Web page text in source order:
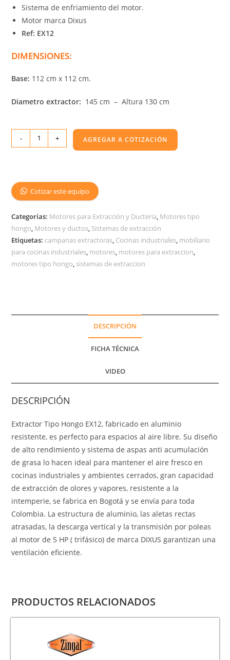
Sistema de enfriamiento del motor.
Motor marca Dixus
Ref: EX12
DIMENSIONES:
Base: 112 cm x 112 cm.
Diametro extractor: 145 cm – Altura 130 cm
- + AGREGAR A COTIZACIÓN
Cotizar este equipo
Categorías: Motores para Extracción y Ducteria Motores tipo
hongo Motores y ductos Sistemas de extracción
Etiquetas: campanas extractoras Cocinas industriales mobiliario
para cocinas industriales motores motores para extraccion
motores tipo hongo sistemas de extraccion
DESCRIPCIÓN
FICHA TÉCNICA
VIDEO
DESCRIPCIÓN
Extractor Tipo Hongo EX12, fabricado en aluminio
resistente, es perfecto para espacios al aire libre. Su diseño
de alto rendimiento y sistema de aspas anti acumulación
de grasa lo hacen ideal para mantener el aire fresco en
cocinas industriales y ambientes cerrados, gran capacidad
de extracción de olores y vapores, resistente a la
intemperie, se fabrica en Bogotá y se envía para toda
Colombia. La estructura de aluminio, las aletas rectas
atrasadas, la descarga vertical y la transmisión por poleas
al motor de 5 HP ( trifásico) de marca DIXUS garantizan una
ventilación eficiente.
PRODUCTOS RELACIONADOS